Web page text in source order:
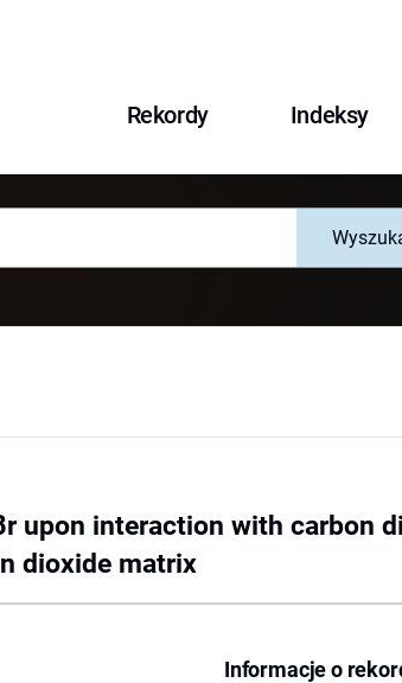
Rekordy Indeksy
upon interaction with carbon
dioxide matrix
Informacje o